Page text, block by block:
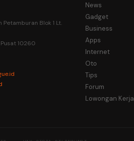
Petamburan Blok 1 Lt.
10260
News
Gadget
Business
Apps
Internet
Oto
Tips
Forum
Lowongan Kerja